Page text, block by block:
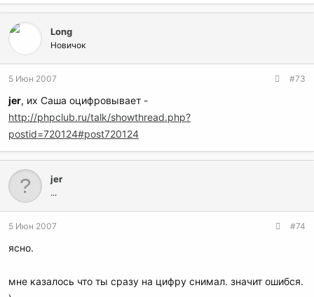
Long
Новичок
5 Июн 2007 #73
jer, их Саша оцифровывает -
http://phpclub.ru/talk/showthread.php?
postid=720124#post720124
jer
...
5 Июн 2007 #74
ясно.
мне казалось что ты сразу на цифру снимал. значит ошибся.